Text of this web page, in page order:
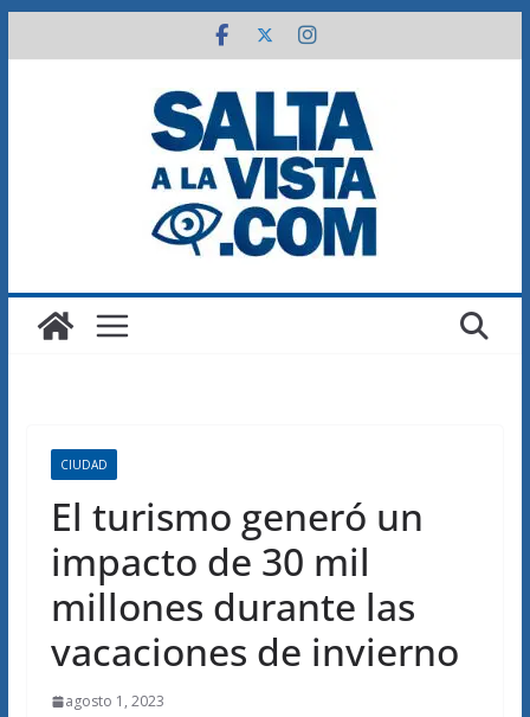
al
CIUDAD
El turismo generó un
impacto de 30 mil
millones durante las
vacaciones de invierno
agosto 1, 2023